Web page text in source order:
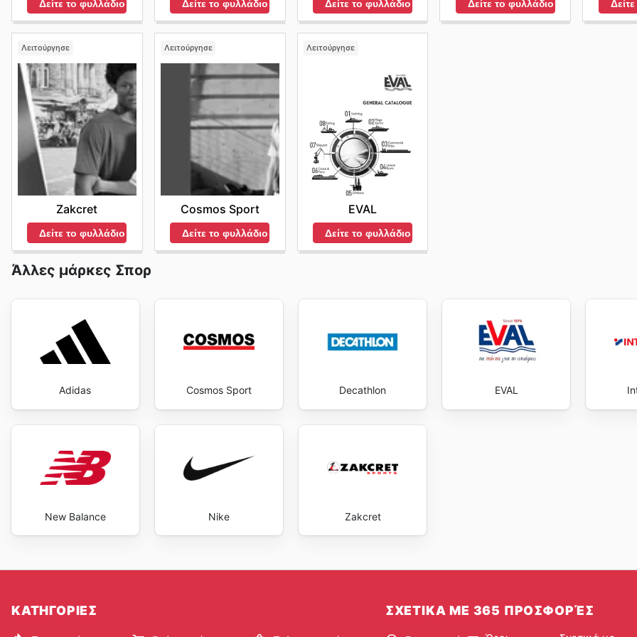
Δείτε το φυλλάδιο Δείτε το φυλλάδιο Δείτε το φυλλάδιο Δείτε το φυλλάδιο
Λειτούργησε
Zakcret
Δείτε το φυλλάδιο
Λειτούργησε
Cosmos Sport
Δείτε το φυλλάδιο
Λειτούργησε
EVAL
Δείτε το φυλλάδιο
Άλλες μάρκες Σπορ
Adidas Cosmos Sport Decathlon EVAL
New Balance Nike Zakcret
ΚΑΤΗΓΟΡΙΕΣ ΣΧΕΤΙΚΑ ΜΕ 365 ΠΡΟΣΦΟΡΈΣ